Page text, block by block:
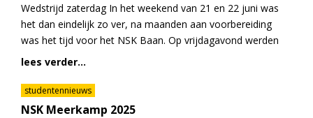
Wedstrijd zaterdag In het weekend van 21 en 22 juni was
het dan eindelijk zo ver, na maanden aan voorbereiding
was het tijd voor het NSK Baan. Op vrijdagavond werden
lees verder...
studentennieuws
NSK Meerkamp 2025